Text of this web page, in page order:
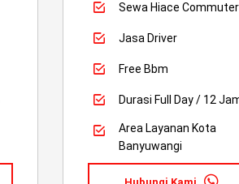
Sewa Hiace Commuter
Jasa Driver
Free Bbm
Durasi Full Day / 12
Area Layanan Kota
Banyuwangi
Hubungi Kami